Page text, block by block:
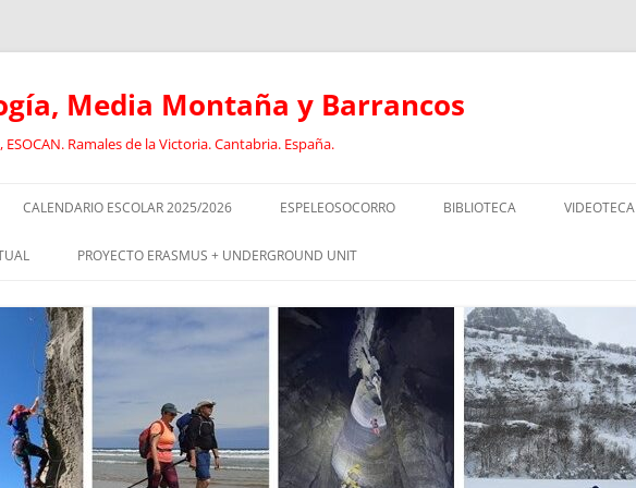
Media Montaña y Barrancos
Ramales de la Victoria. Cantabria. España.
CALENDARIO ESCOLAR 2025/2026 ESPELEOSOCORRO
RECORRIDO FORMATIVO DE
SOCORRISTAS I
SOCORRISTAS II
BIBLIOTECA
CAVIDADES
DEPORTE ADAPTADO Y
DISCAPACIDAD
GEOLOGIA
VIDEOTECA
PROYECTO ERASMUS + UNDERGROUND UNIT
DEPORTISTAS CON DISCAPACIDAD
EN EL MEDIO NATURAL
ESPELEOLOGÍA INCLUSIVA
EQUIPO JÓVENES ESPELEÓLOGOS.